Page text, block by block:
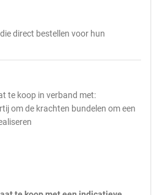
direct bestellen voor hun
te koop in verband met:
om de krachten bundelen om een